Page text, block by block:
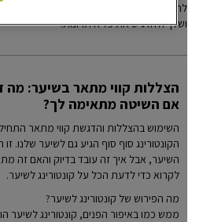
להוסיף עומק של גוונים לצבע השיער הטבעי שלך
ושלך ולהדגיש את כל היתרונות.
הצללות קווי מתאר בשיער: מה זה
אם השיטה מתאימה לך?
השימוש בהצללות והדגשת קווי מתאר התחיל
הקונטורינג סוף סוף הגיע גם לשיער שלנו. זו
השיער, אבל איך זה עובד בדיוק והאם זה
לקרוא כדי לדעת הכל על קונטורינג לשיער.
מה הפירוש של קונטורינג לשיער?
ממש כמו באיפור הפנים, קונטורינג לשיער